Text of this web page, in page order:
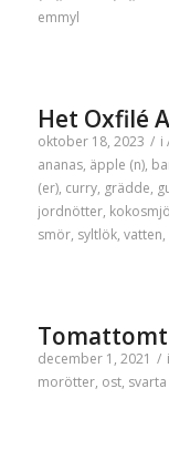
emmyl
Het Oxfilé
oktober 18, 2023 / i
ananas, äpple (n),
(er), curry, grädde,
jordnötter,
smör, syltlök, vatten,
december 1, 2021 / i
morötter, ost,